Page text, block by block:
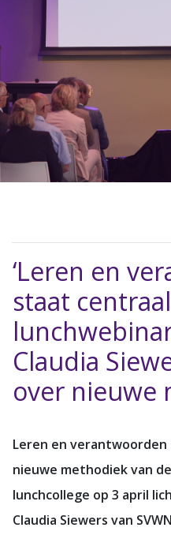
‘Leren en
staat
Claudia
over nieuwe
Leren en
nieuwe methodiek van
lunchcollege op 3 april
Claudia Siewers van